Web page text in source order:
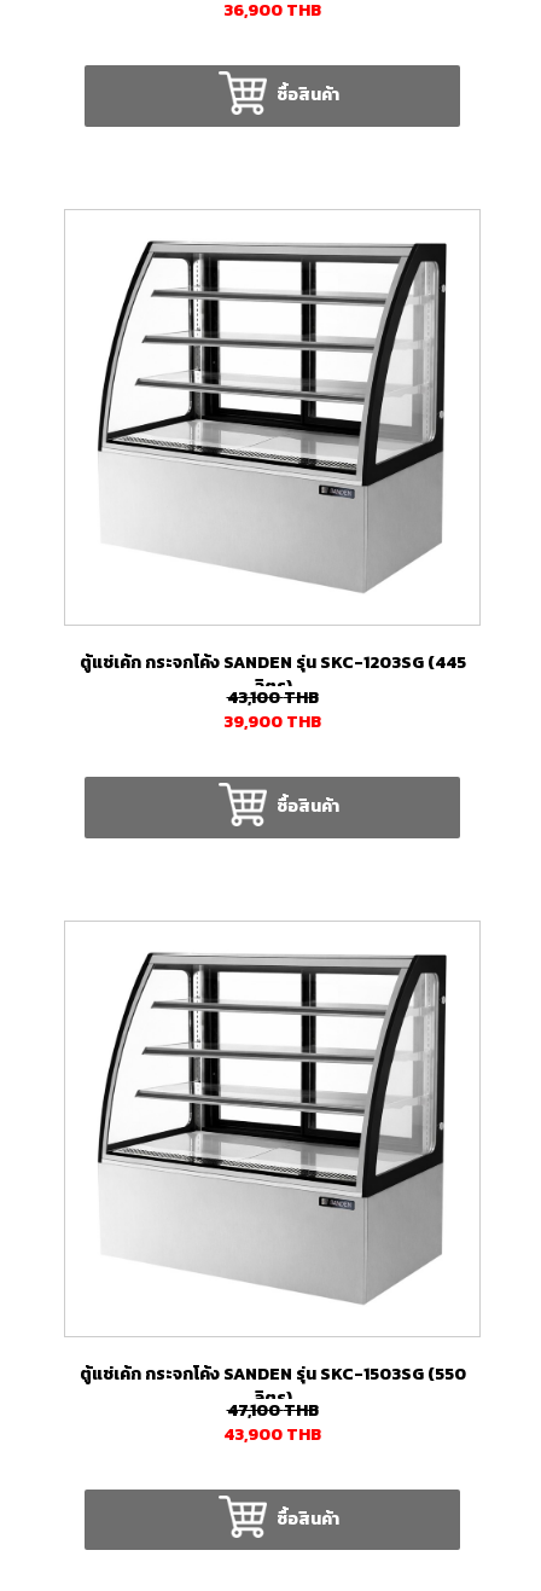
36,900THB
ซื้อสินค้า
ตู้แช่เค้ก กระจกโค้ง SANDEN รุ่น SKC-1203SG (445
ลิตร)
43,100THB
39,900THB
ซื้อสินค้า
ตู้แช่เค้ก กระจกโค้ง SANDEN รุ่น SKC-1503SG (550
ลิตร)
47,100THB
43,900THB
ซื้อสินค้า